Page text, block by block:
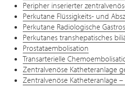
Peripher inserierter
Perkutane Flüssigkeits- und
Perkutane Radiologische
Perkutanes transhepatisches
Prostataembolisation
Transarterielle
Zentralvenöse Katheteranlage
Zentralvenöse Katheteranlage –